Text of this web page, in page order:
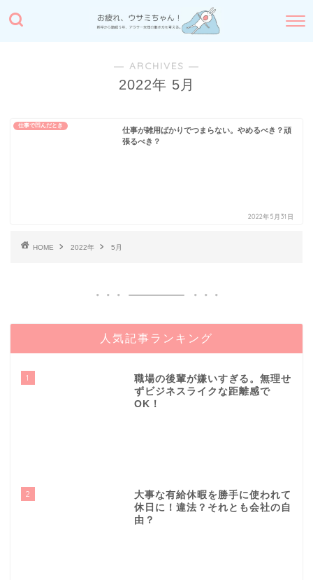
― ARCHIVES ―
2022年 5月
仕事で凹んだとき
仕事が雑用ばかりでつまらない。やめるべき？頑
張るべき？
2022年5月31日
HOME 2022年 5月
人気記事ランキング
1
職場の後輩が嫌いすぎる。無理せ
ずビジネスライクな距離感で
OK！
2
大事な有給休暇を勝手に使われて
休日に！違法？それとも会社の自
由？